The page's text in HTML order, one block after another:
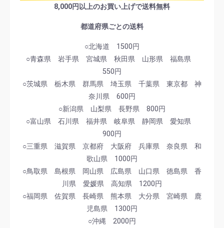
8,000円以上のお買い上げで送料無料
都道府県ごとの送料
○北海道 1500円
○青森県 岩手県 宮城県 秋田県 山形県 福島県
550円
○茨城県 栃木県 群馬県 埼玉県 千葉県 東京都 神
奈川県 600円
○新潟県 山梨県 長野県 800円
○富山県 石川県 福井県 岐阜県 静岡県 愛知県
900円
○三重県 滋賀県 京都府 大阪府 兵庫県 奈良県 和
歌山県 1000円
○鳥取県 島根県 岡山県 広島県 山口県 徳島県 香
川県 愛媛県 高知県 1200円
○福岡県 佐賀県 長崎県 熊本県 大分県 宮崎県 鹿
児島県 1300円
○沖縄 2000円